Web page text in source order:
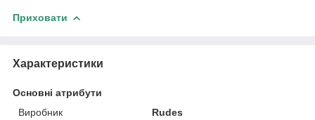
Приховати
Характеристики
Основні атрибути
Виробник
Rudes